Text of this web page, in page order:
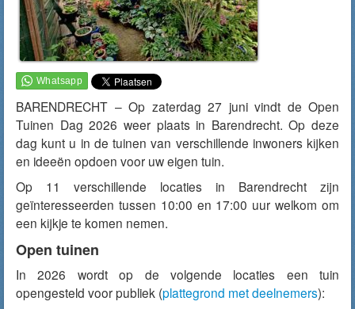
BARENDRECHT – Op zaterdag 27 juni vindt de Open
Tuinen Dag 2026 weer plaats in Barendrecht. Op deze
dag kunt u in de tuinen van verschillende inwoners kijken
en ideeën opdoen voor uw eigen tuin.
Op 11 verschillende locaties in Barendrecht zijn
geïnteresseerden tussen 10:00 en 17:00 uur welkom om
een kijkje te komen nemen.
Open tuinen
In 2026 wordt op de volgende locaties een tuin
opengesteld voor publiek (plattegrond met deelnemers):